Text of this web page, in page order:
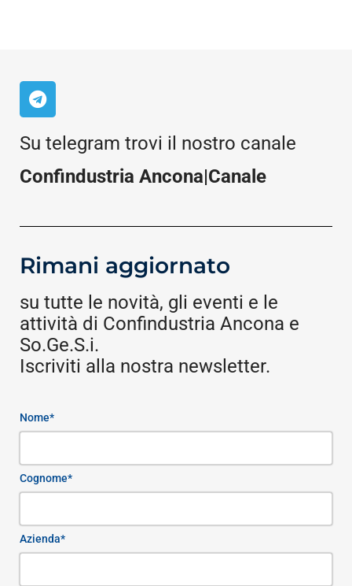
Su telegram trovi il nostro canale
Confindustria Ancona|Canale
Rimani aggiornato
su tutte le novità, gli eventi e le
attività di Confindustria Ancona e
So.Ge.S.i.
Iscriviti alla nostra newsletter.
Nome*
Cognome*
Azienda*